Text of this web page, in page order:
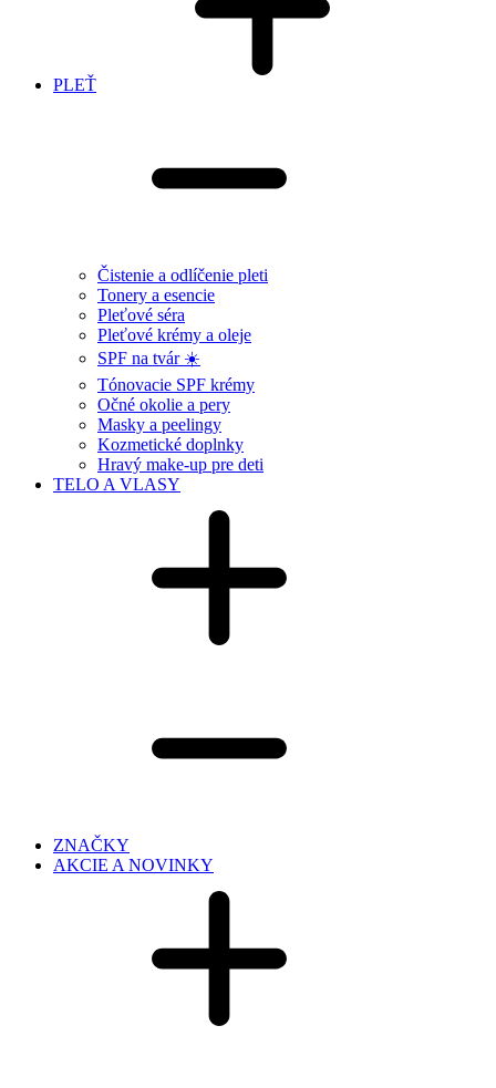
PLEŤ
Čistenie a odlíčenie pleti
Tonery a esencie
Pleťové séra
Pleťové krémy a oleje
SPF na tvár ☀️
Tónovacie SPF krémy
Očné okolie a pery
Masky a peelingy
Kozmetické doplnky
Hravý make-up pre deti
TELO A VLASY
ZNAČKY
AKCIE A NOVINKY